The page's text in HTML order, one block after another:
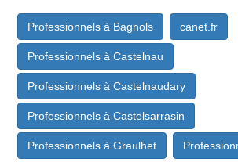
Professionnels à Bagnols canet.fr
Professionnels à Castelnau
Professionnels à Castelnaudary
Professionnels à Castelsarrasin
Professionnels à Graulhet